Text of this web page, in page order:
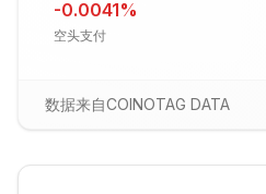
-0.0041%
空头支付
数据来自COINOTAG DATA